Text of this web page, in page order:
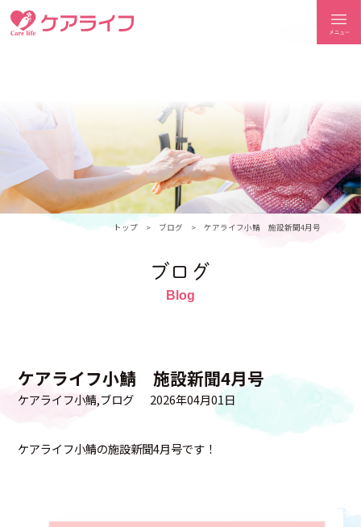
トップ ブログ ケアライフ小鯖 施設新聞4月号
ブログ
ケアライフ小鯖 施設新聞4月号
ケアライフ小鯖 ブログ 2026年04月01日
ケアライフ小鯖の施設新聞4月号です！